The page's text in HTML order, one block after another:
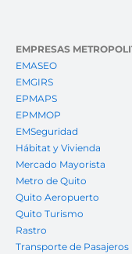
EMPRESAS
EMASEO
EMGIRS
EPMAPS
EPMMOP
EMSeguridad
Hábitat y Vivienda
Mercado Mayorista
Metro de Quito
Quito Aeropuerto
Quito Turismo
Rastro
Transporte de Pasajeros